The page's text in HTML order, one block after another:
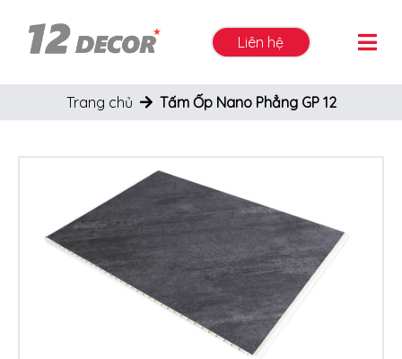
Liên hệ
Trang chủ Tấm Ốp Nano Phẳng GP 12